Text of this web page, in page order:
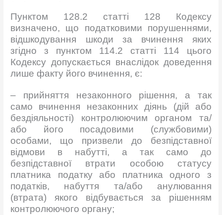
Пунктом 128.2 статті 128 Кодексу
визначено, що податковими порушеннями,
відшкодування шкоди за вчинення яких
згідно з пунктом 114.2 статті 114 цього
Кодексу допускається внаслідок доведення
лише факту його вчинення, є:
– прийняття незаконного рішення, а так
само вчинення незаконних діянь (дій або
бездіяльності) контролюючим органом та/
або його посадовими (службовими)
особами, що призвели до безпідставної
відмови в набутті, а так само до
безпідставної втрати особою статусу
платника податку або платника одного з
податків, набуття та/або анулювання
(втрата) якого відбувається за рішенням
контролюючого органу;